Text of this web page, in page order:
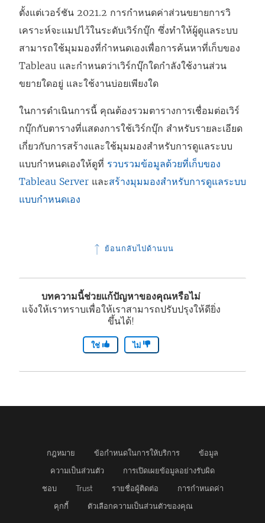
ตั้งแต่เวอร์ชัน 2021.2 การกำหนดค่าส่วนขยายการวิ
เคราะห์จะแมปไว้ในระดับเวิร์กบุ๊ก ซึ่งทำให้ผู้ดูแลระบบ
สามารถใช้มุมมองที่กำหนดเองเพื่อการค้นหาที่เก็บของ
Tableau และกำหนดว่าเวิร์กบุ๊กใดกำลังใช้งานส่วน
ขยายใดอยู่ และใช้งานบ่อยเพียงใด
ในการดำเนินการนี้ คุณต้องรวมตารางการเชื่อมต่อเวิร์
กบุ๊กกับตารางที่แสดงการใช้เวิร์กบุ๊ก สำหรับรายละเอียด
เกี่ยวกับการสร้างและใช้มุมมองสำหรับการดูแลระบบ
แบบกำหนดเองให้ดูที่ รวบรวมข้อมูลด้วยที่เก็บของ
Tableau Server และสร้างมุมมองสำหรับการดูแลระบบ
แบบกำหนดเอง
ย้อนกลับไปด้านบน
บทความนี้ช่วยแก้ปัญหาของคุณหรือไม่
แจ้งให้เราทราบเพื่อให้เราสามารถปรับปรุงให้ดียิ่ง
ขึ้นได้!
ใช่ ไม่
กฎหมาย ข้อกำหนดในการให้บริการ
ข้อมูล
ความเป็นส่วนตัว
การเปิดเผยข้อมูลอย่างรับผิด
ชอบ
Trust รายชื่อผู้ติดต่อ
การกำหนดค่า
คุกกี้
ตัวเลือกความเป็นส่วนตัวของคุณ